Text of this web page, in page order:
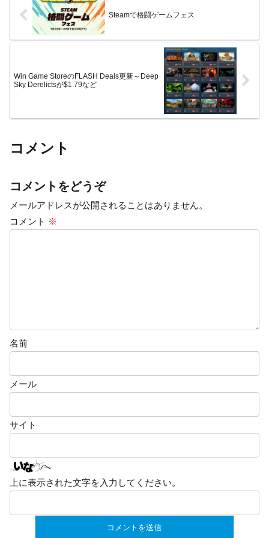
Steamで格闘ゲームフェス
Win Game StoreのFLASH Deals更新～Deep
Sky Derelictsが$1.79など
コメント
コメントをどうぞ
メールアドレスが公開されることはありません。
コメント ※
名前
メール
サイト
上に表示された文字を入力してください。